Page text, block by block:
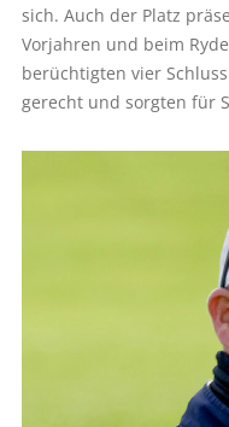
sich. Auch der Platz
Vorjahren und beim
berüchtigten vier
gerecht und sorgten für